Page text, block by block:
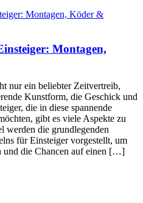
Montagen,
nur ein beliebter Zeitvertreib,
Kunstform, die Geschick und
die in diese spannende
gibt es viele Aspekte zu
werden die grundlegenden
für Einsteiger vorgestellt, um
und die Chancen auf einen […]